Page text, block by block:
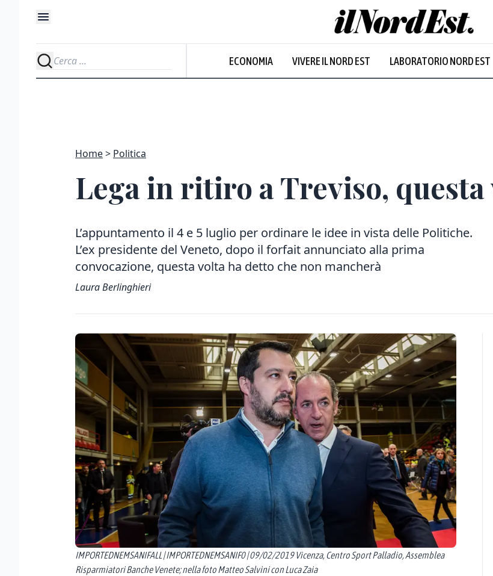
ECONOMIA VIVERE IL NORD EST LABORATORIO NORD EST
Home Politica
Lega in ritiro a Treviso, questa
L’appuntamento il 4 e 5 luglio per ordinare le idee in vista delle Politiche.
L’ex presidente del Veneto, dopo il forfait annunciato alla prima
convocazione, questa volta ha detto che non mancherà
Laura Berlinghieri
IMPORTEDNEMSANIFALL | IMPORTEDNEMSANIF0 | 09/02/2019 Vicenza, Centro Sport Palladio, Assemblea
Risparmiatori Banche Venete; nella foto Matteo Salvini con Luca Zaia